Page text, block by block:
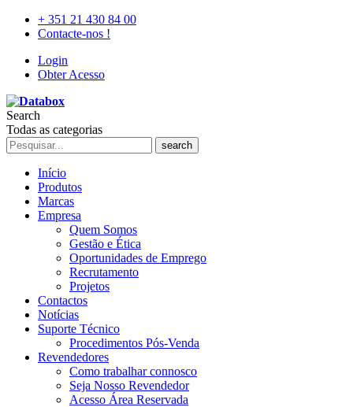
+ 351 21 430 84 00
Contacte-nos !
Login
Obter Acesso
Search
Todas as categorias
search
Início
Produtos
Marcas
Empresa
Quem Somos
Gestão e Ética
Oportunidades de Emprego
Recrutamento
Projetos
Contactos
Notícias
Suporte Técnico
Procedimentos Pós-Venda
Revendedores
Como trabalhar connosco
Seja Nosso Revendedor
Acesso Área Reservada